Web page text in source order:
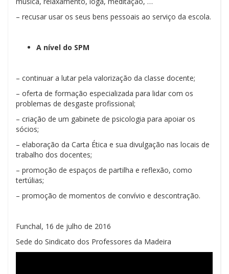
– recusar usar os seus bens pessoais ao serviço da escola.
A nível do SPM
– continuar a lutar pela valorização da classe docente;
– oferta de formação especializada para lidar com os
problemas de desgaste profissional;
– criação de um gabinete de psicologia para apoiar os
sócios;
– elaboração da Carta Ética e sua divulgação nas locais de
trabalho dos docentes;
– promoção de espaços de partilha e reflexão, como
tertúlias;
– promoção de momentos de convívio e descontração.
Funchal, 16 de julho de 2016
Sede do Sindicato dos Professores da Madeira